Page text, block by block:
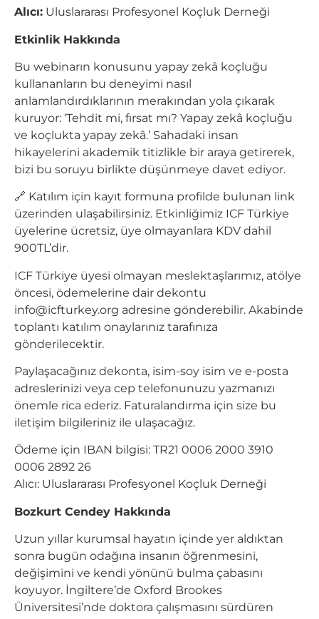
Alıcı: Uluslararası Profesyonel Koçluk Derneği
Etkinlik Hakkında
Bu webinarın konusunu yapay zekâ koçluğu
kullananların bu deneyimi nasıl
anlamlandırdıklarının merakından yola çıkarak
kuruyor: ‘Tehdit mi, fırsat mı? Yapay zekâ koçluğu
ve koçlukta yapay zekâ.’ Sahadaki insan
hikayelerini akademik titizlikle bir araya getirerek,
bizi bu soruyu birlikte düşünmeye davet ediyor.
🔗 Katılım için kayıt formuna profilde bulunan link
üzerinden ulaşabilirsiniz. Etkinliğimiz ICF Türkiye
üyelerine ücretsiz, üye olmayanlara KDV dahil
900TL’dir.
ICF Türkiye üyesi olmayan meslektaşlarımız, atölye
öncesi, ödemelerine dair dekontu
info@icfturkey.org adresine gönderebilir. Akabinde
toplantı katılım onaylarınız tarafınıza
gönderilecektir.
Paylaşacağınız dekonta, isim-soy isim ve e-posta
adreslerinizi veya cep telefonunuzu yazmanızı
önemle rica ederiz. Faturalandırma için size bu
iletişim bilgileriniz ile ulaşacağız.
Ödeme için IBAN bilgisi: TR21 0006 2000 3910
0006 2892 26
Alıcı: Uluslararası Profesyonel Koçluk Derneği
Bozkurt Cendey Hakkında
Uzun yıllar kurumsal hayatın içinde yer aldıktan
sonra bugün odağına insanın öğrenmesini,
değişimini ve kendi yönünü bulma çabasını
koyuyor. İngiltere’de Oxford Brookes
Üniversitesi’nde doktora çalışmasını sürdüren